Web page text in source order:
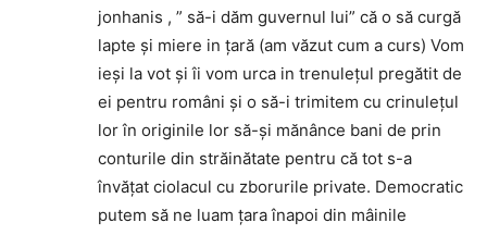
jonhanis , ” să-i dăm guvernul lui” că o să curgă
lapte și miere in țară (am văzut cum a curs) Vom
ieși la vot și îi vom urca in trenulețul pregătit de
ei pentru români și o să-i trimitem cu crinulețul
lor în originile lor să-și mănânce bani de prin
conturile din străinătate pentru că tot s-a
învățat ciolacul cu zborurile private. Democratic
putem să ne luam țara înapoi din mâinile